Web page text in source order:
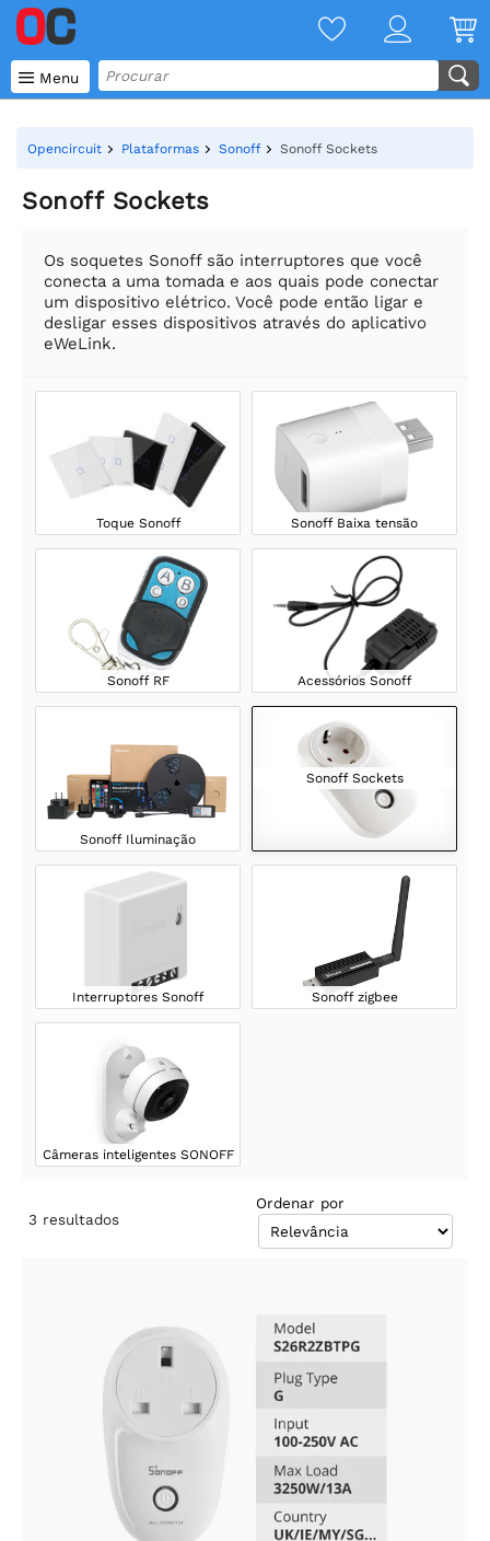
 Menu
Opencircuit Plataformas Sonoff Sonoff Sockets
Sonoff Sockets
Os soquetes Sonoff são interruptores que você
conecta a uma tomada e aos quais pode conectar
um dispositivo elétrico. Você pode então ligar e
desligar esses dispositivos através do aplicativo
eWeLink.
Toque Sonoff Sonoff Baixa tensão
Sonoff RF Acessórios Sonoff
Sonoff Iluminação
Sonoff Sockets
Interruptores Sonoff Sonoff zigbee
Câmeras inteligentes SONOFF
3 resultados
Ordenar por